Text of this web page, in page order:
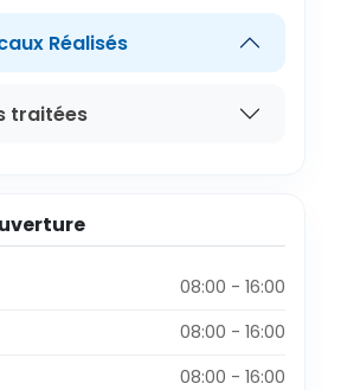
Réalisés
traitées
08:00 - 16:00
08:00 - 16:00
08:00 - 16:00